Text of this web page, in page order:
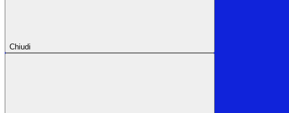
Chiudi